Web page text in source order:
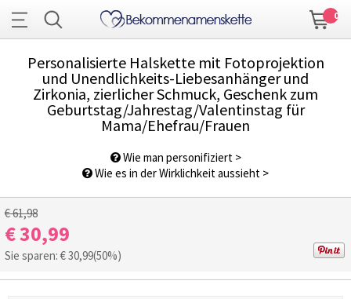
0
Personalisierte Halskette mit Fotoprojektion
und Unendlichkeits-Liebesanhänger und
Zirkonia, zierlicher Schmuck, Geschenk zum
Geburtstag/Jahrestag/Valentinstag für
Mama/Ehefrau/Frauen
1/3
Wie man personifiziert >
Wie es in der Wirklichkeit aussieht >
€ 61,98
€ 30,99
Sie sparen: €30,99(50%)